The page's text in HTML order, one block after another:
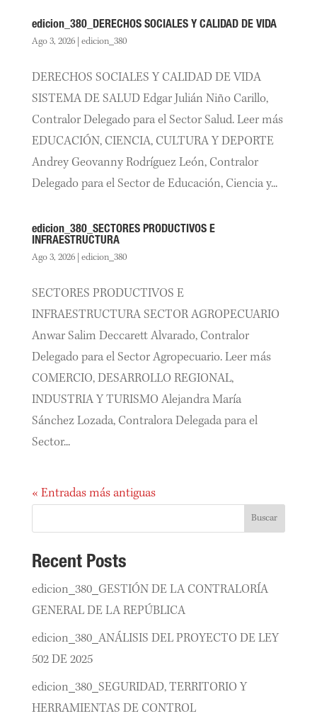
edicion_380_DERECHOS SOCIALES Y CALIDAD DE VIDA
Ago 3, 2026| edicion_380
DERECHOS SOCIALES Y CALIDAD DE VIDA
SISTEMA DE SALUD Edgar Julián Niño Carillo,
Contralor Delegado para el Sector Salud. Leer más
EDUCACIÓN, CIENCIA, CULTURA Y DEPORTE
Andrey Geovanny Rodríguez León, Contralor
Delegado para el Sector de Educación, Ciencia y...
edicion_380_SECTORES PRODUCTIVOS E
INFRAESTRUCTURA
Ago 3, 2026| edicion_380
SECTORES PRODUCTIVOS E
INFRAESTRUCTURA SECTOR AGROPECUARIO
Anwar Salim Deccarett Alvarado, Contralor
Delegado para el Sector Agropecuario. Leer más
COMERCIO, DESARROLLO REGIONAL,
INDUSTRIA Y TURISMO Alejandra María
Sánchez Lozada, Contralora Delegada para el
Sector...
« Entradas más antiguas
Buscar
Recent Posts
edicion_380_GESTIÓN DE LA CONTRALORÍA
GENERAL DE LA REPÚBLICA
edicion_380_ANÁLISIS DEL PROYECTO DE LEY
502 DE 2025
edicion_380_SEGURIDAD, TERRITORIO Y
HERRAMIENTAS DE CONTROL